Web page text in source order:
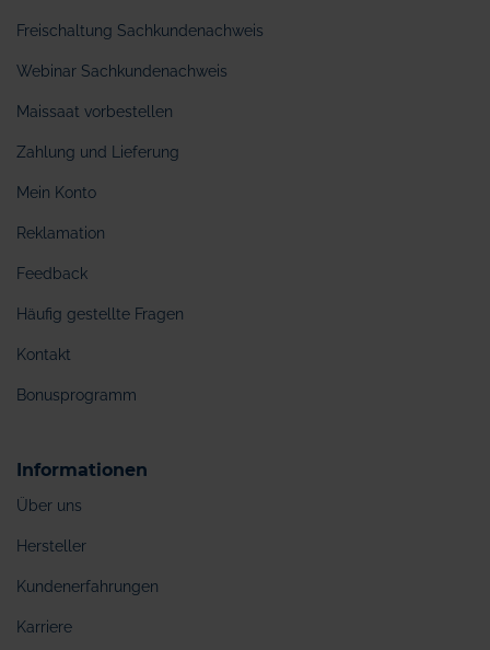
Freischaltung Sachkundenachweis
Webinar Sachkundenachweis
Maissaat vorbestellen
Zahlung und Lieferung
Mein Konto
Reklamation
Feedback
Häufig gestellte Fragen
Kontakt
Bonusprogramm
Informationen
Über uns
Hersteller
Kundenerfahrungen
Karriere